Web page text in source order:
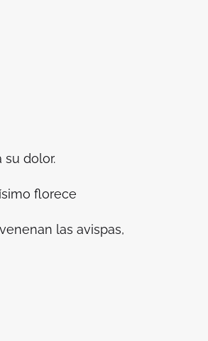
su dolor.
florece
las avispas,